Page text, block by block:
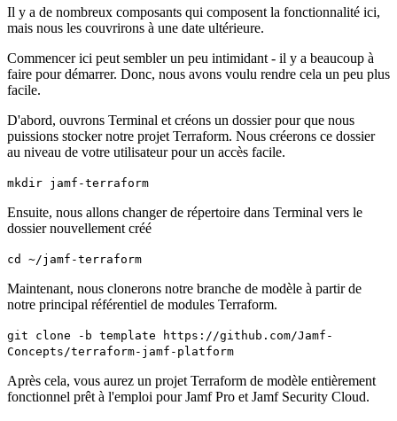
Il y a de nombreux composants qui composent la fonctionnalité ici,
mais nous les couvrirons à une date ultérieure.
Commencer ici peut sembler un peu intimidant - il y a beaucoup à
faire pour démarrer. Donc, nous avons voulu rendre cela un peu plus
facile.
D'abord, ouvrons Terminal et créons un dossier pour que nous
puissions stocker notre projet Terraform. Nous créerons ce dossier
au niveau de votre utilisateur pour un accès facile.
mkdir jamf-terraform
Ensuite, nous allons changer de répertoire dans Terminal vers le
dossier nouvellement créé
cd ~/jamf-terraform
Maintenant, nous clonerons notre branche de modèle à partir de
notre principal référentiel de modules Terraform.
git clone -b template https://github.com/Jamf-
Concepts/terraform-jamf-platform
Après cela, vous aurez un projet Terraform de modèle entièrement
fonctionnel prêt à l'emploi pour Jamf Pro et Jamf Security Cloud.